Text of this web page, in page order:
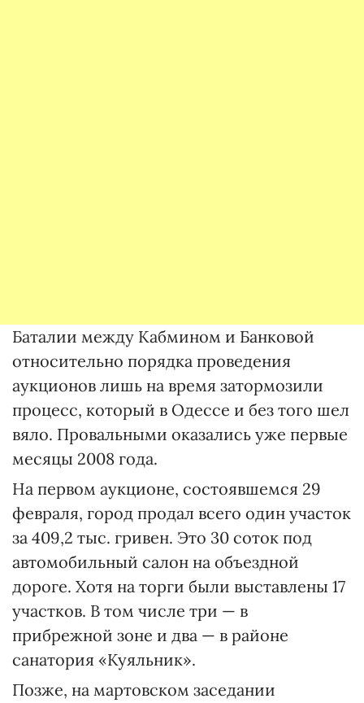
Баталии между Кабмином и Банковой
относительно порядка проведения
аукционов лишь на время затормозили
процесс, который в Одессе и без того шел
вяло. Провальными оказались уже первые
месяцы 2008 года.
На первом аукционе, состоявшемся 29
февраля, город продал всего один участок
за 409,2 тыс. гривен. Это 30 соток под
автомобильный салон на объездной
дороге. Хотя на торги были выставлены 17
участков. В том числе три — в
прибрежной зоне и два — в районе
санатория «Куяльник».
Позже, на мартовском заседании